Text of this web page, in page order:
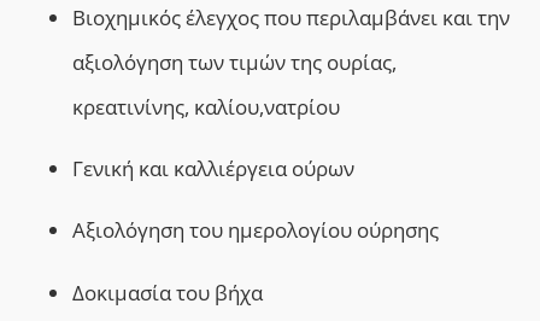
Βιοχημικός έλεγχος που περιλαμβάνει και την
αξιολόγηση των τιμών της ουρίας,
κρεατινίνης, καλίου,νατρίου
Γενική και καλλιέργεια ούρων
Αξιολόγηση του ημερολογίου ούρησης
Δοκιμασία του βήχα